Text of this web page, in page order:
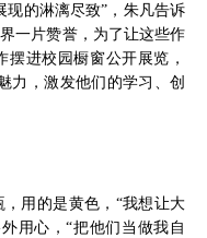
现的淋漓尽致”，朱凡告诉
一片赞誉，为了让这些作
进校园橱窗公开展览，
力，激发他们的学习、创
用的是黄色，“我想让大
用心，“把他们当做我自